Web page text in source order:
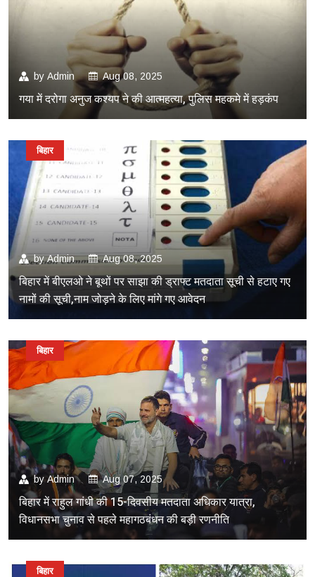
by Admin Aug 08, 2025
गया में दरोगा अनुज कश्यप ने की आत्महत्या, पुलिस महकमे में हड़कंप
byAdmin Aug 08, 2025
बिहार में बीएलओ ने बूथों पर साझा की ड्राफ्ट मतदाता सूची से हटाए गए
नामों की सूची,नाम जोड़ने के लिए मांगे गए आवेदन
बिहार
byAdmin Aug 07, 2025
बिहार में राहुल गांधी की 15-दिवसीय मतदाता अधिकार यात्रा,
विधानसभा चुनाव से पहले महागठबंधन की बड़ी रणनीति
बिहार
बिहार